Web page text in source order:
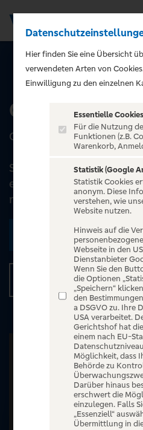
ALLE EVENTS
Chris
CHRIS BOETTCHER
Sie hatten ein tolles
es Deutschland am
noch rosig und voller
Zu den
Hier finden Sie eine Übersicht
verwendeten Arten von
Einwilligung zu den einzelnen
Essentielle Cookies
Für die Nutzung
Funktionen (z.B.
Warenkorb,
Statistik (Google
Statistik Cookies
anonym. Diese
verstehen, wie
Website nutzen.
Hinweis auf die
Webseite in den
Dienstanbieter
Wenn Sie den
die Optionen
„Speichern“
den
a DSGVO zu. Ihre
USA verarbeitet.
Gerichtshof hat
einem nach EU-
Möglichkeit, dass
Behörde zu
Darüber hinaus
erschwert die
einzulegen. Falls
„Essenziell“
Übermittlung in